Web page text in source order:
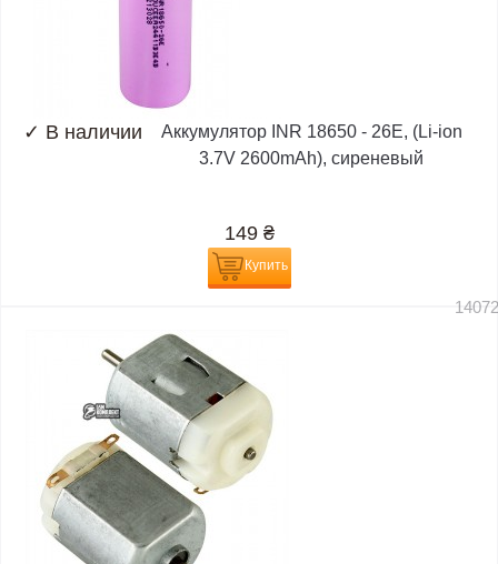
✓ В наличии
Аккумулятор INR 18650 - 26E, (Li-ion
3.7V 2600mAh), сиреневый
149 ₴
Купить